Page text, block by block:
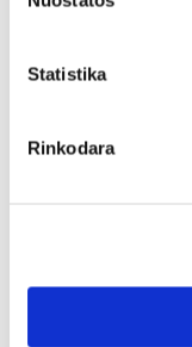
Statistika
Rinkodara
NABU F RTV TV